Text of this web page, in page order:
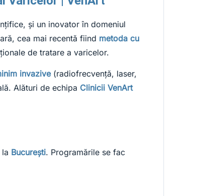
și un inovator în domeniul
cea mai recentă fiind metoda cu
de tratare a varicelor.
invazive(radiofrecvență, laser,
Alături de echipa Clinicii VenArt
București. Programările se fac